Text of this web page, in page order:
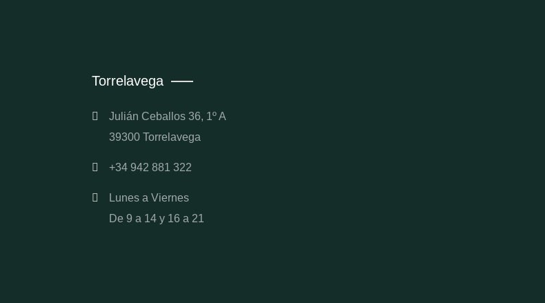
Torrelavega
Julián Ceballos 36, 1º A
39300 Torrelavega
+34 942 881 322
Lunes a Viernes
De 9 a 14 y 16 a 21